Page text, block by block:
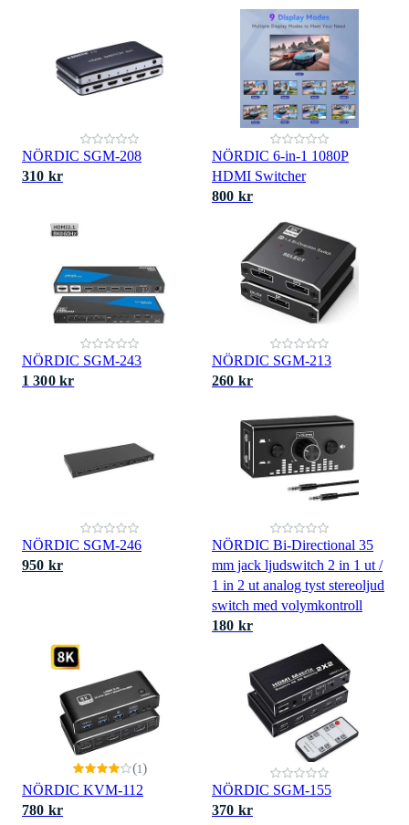
NÖRDIC SGM-208
310 kr
NÖRDIC 6-in-1 1080P
HDMI Switcher
800 kr
NÖRDIC SGM-243
1 300 kr
NÖRDIC SGM-213
260 kr
NÖRDIC SGM-246
950 kr
NÖRDIC Bi-Directional 35
mm jack ljudswitch 2 in 1 ut /
1 in 2 ut analog tyst stereoljud
switch med volymkontroll
180 kr
NÖRDIC KVM-112
(1)
780 kr
NÖRDIC SGM-155
370 kr